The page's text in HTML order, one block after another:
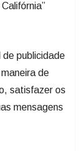
de publicidade
de
satisfazer os
mensagens